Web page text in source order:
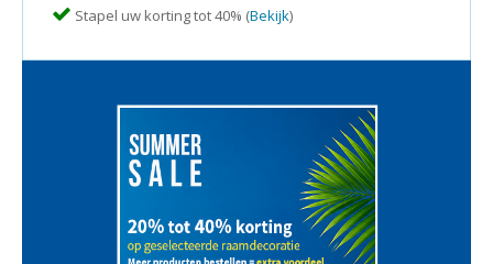
Stapel uw korting tot 40% (Bekijk)